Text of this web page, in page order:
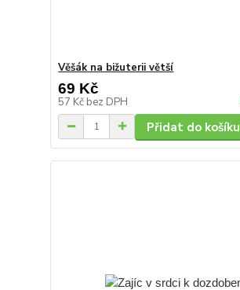
Věšák na bižuterii větší
69 Kč
57 Kč bez DPH
Přidat do košíku